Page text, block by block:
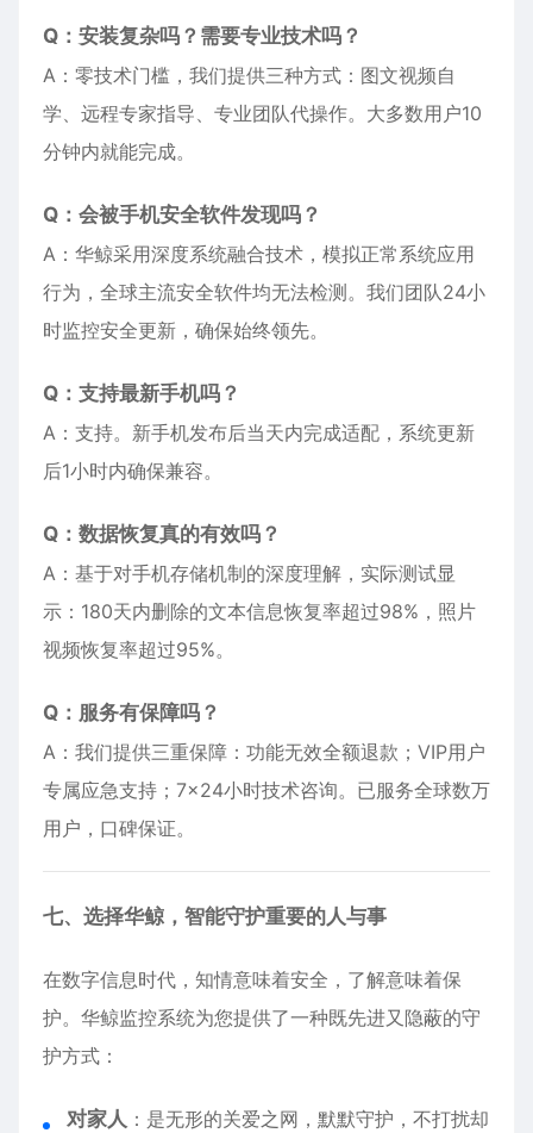
Q：安装复杂吗？需要专业技术吗？
A：零技术门槛，我们提供三种方式：图文视频自
学、远程专家指导、专业团队代操作。大多数用户10
分钟内就能完成。
Q：会被手机安全软件发现吗？
A：华鲸采用深度系统融合技术，模拟正常系统应用
行为，全球主流安全软件均无法检测。我们团队24小
时监控安全更新，确保始终领先。
Q：支持最新手机吗？
A：支持。新手机发布后当天内完成适配，系统更新
后1小时内确保兼容。
Q：数据恢复真的有效吗？
A：基于对手机存储机制的深度理解，实际测试显
示：180天内删除的文本信息恢复率超过98%，照片
视频恢复率超过95%。
Q：服务有保障吗？
A：我们提供三重保障：功能无效全额退款；VIP用户
专属应急支持；7×24小时技术咨询。已服务全球数万
用户，口碑保证。
七、选择华鲸，智能守护重要的人与事
在数字信息时代，知情意味着安全，了解意味着保
护。华鲸监控系统为您提供了一种既先进又隐蔽的守
护方式：
对家人 ：是无形的关爱之网，默默守护，不打扰却